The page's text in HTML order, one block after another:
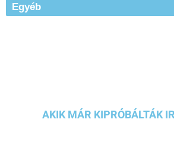
Egyéb
AKIK MÁR KIPRÓBÁLTÁK